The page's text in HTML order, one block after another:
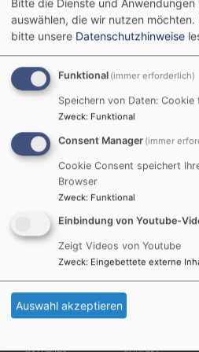
Startseite
Evangelisch
Obermain
Evangelisch
zwischen
und
Hauptnavigation
Bitte die Dienste und
auswählen, die wir nutzen möchten.
bitte unsere Datenschutzhinweise
Funktional (immer erforderlich)
Speichern von Daten:
Zweck: Funktional
Consent Manager (immer
Cookie Consent speichert
Browser
Zweck: Funktional
Einbindung von Youtube-
Zeigt Videos von Youtube
Zweck: Eingebettete externe
Auswahl akzeptieren